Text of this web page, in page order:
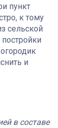
пункт
к тому
сельской
и
в составе